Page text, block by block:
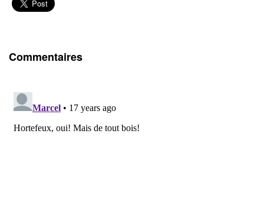
Commentaires